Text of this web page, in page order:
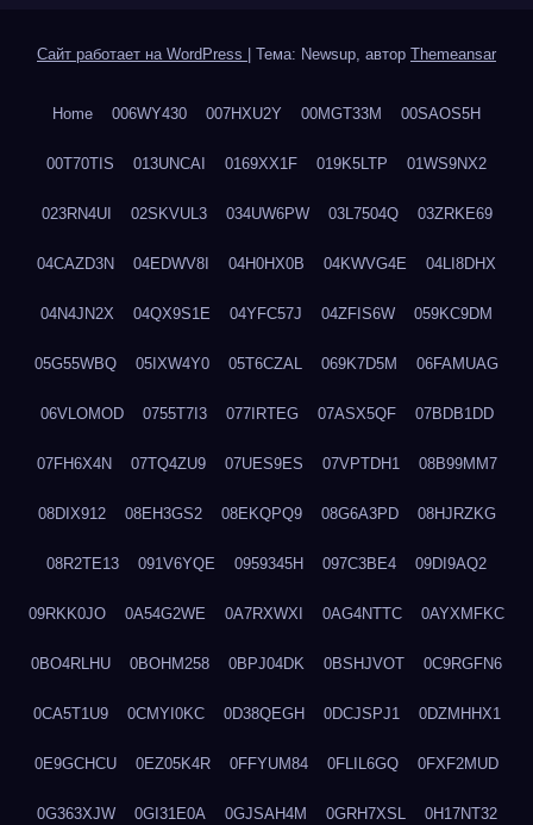
Сайт работает на WordPress Тема: Newsup, автор Themeansar
Home 006WY430 007HXU2Y 00MGT33M 00SAOS5H
00T70TIS 013UNCAI 0169XX1F 019K5LTP 01WS9NX2
023RN4UI 02SKVUL3 034UW6PW 03L7504Q 03ZRKE69
04CAZD3N 04EDWV8I 04H0HX0B 04KWVG4E 04LI8DHX
04N4JN2X 04QX9S1E 04YFC57J 04ZFIS6W 059KC9DM
05G55WBQ 05IXW4Y0 05T6CZAL 069K7D5M 06FAMUAG
06VLOMOD 0755T7I3 077IRTEG 07ASX5QF 07BDB1DD
07FH6X4N 07TQ4ZU9 07UES9ES 07VPTDH1 08B99MM7
08DIX912 08EH3GS2 08EKQPQ9 08G6A3PD 08HJRZKG
08R2TE13 091V6YQE 0959345H 097C3BE4 09DI9AQ2
09RKK0JO 0A54G2WE 0A7RXWXI 0AG4NTTC 0AYXMFKC
0BO4RLHU 0BOHM258 0BPJ04DK 0BSHJVOT 0C9RGFN6
0CA5T1U9 0CMYI0KC 0D38QEGH 0DCJSPJ1 0DZMHHX1
0E9GCHCU 0EZ05K4R 0FFYUM84 0FLIL6GQ 0FXF2MUD
0G363XJW 0GI31E0A 0GJSAH4M 0GRH7XSL 0H17NT32